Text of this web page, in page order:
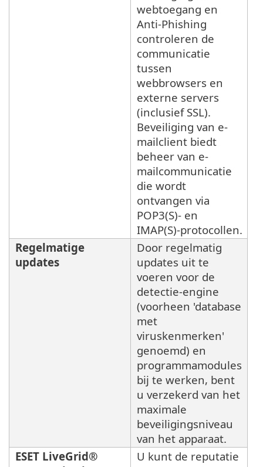
webtoegang en
Anti-Phishing
controleren de
communicatie
tussen
webbrowsers en
externe servers
(inclusief SSL).
Beveiliging van e-
mailclient biedt
beheer van e-
mailcommunicatie
die wordt
ontvangen via
POP3(S)- en
IMAP(S)-protocollen.
Regelmatige
updates
Door regelmatig
updates uit te
voeren voor de
detectie-engine
(voorheen 'database
met
viruskenmerken'
genoemd) en
programmamodules
bij te werken, bent
u verzekerd van het
maximale
beveiligingsniveau
van het apparaat.
ESET LiveGrid®
U kunt de reputatie